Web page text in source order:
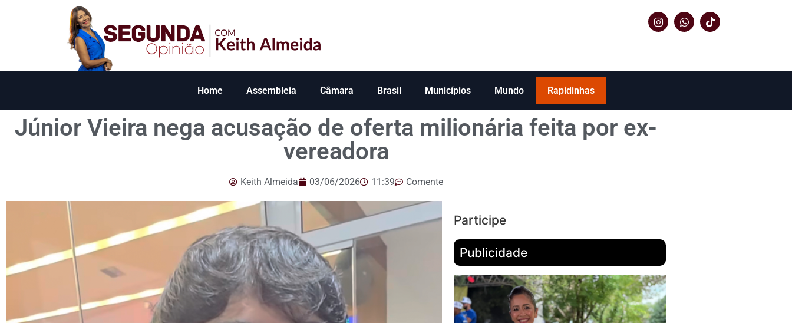
Home Assembleia Câmara Brasil Municípios Mundo Rapidinhas
Júnior Vieira nega acusação de oferta milionária feita por ex-
vereadora
Keith Almeida 03/06/2026 11:39 Comente
Participe
Publicidade